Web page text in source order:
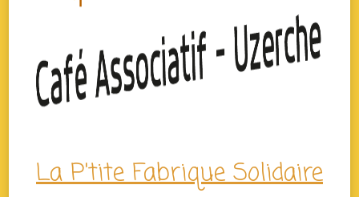
La P'tite Fabrique Solidaire